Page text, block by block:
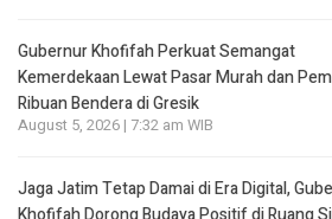
Gubernur Khofifah Perkuat Semangat
Kemerdekaan Lewat Pasar Murah dan
Ribuan Bendera di Gresik
August 5, 2026 | 7:32 am WIB
Jaga Jatim Tetap Damai di Era Digital,